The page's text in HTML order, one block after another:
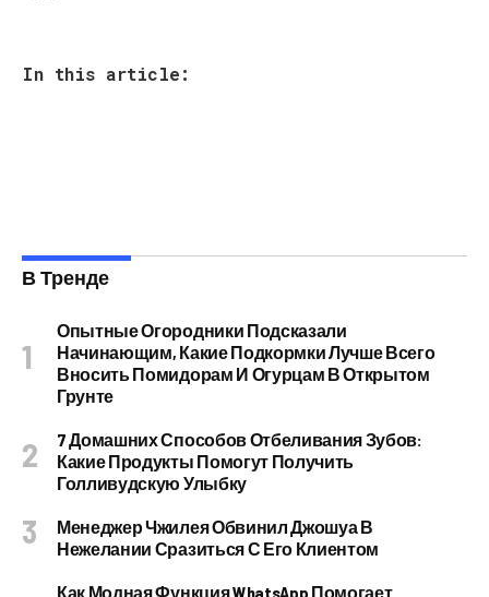
In this article:
В Тренде
Опытные Огородники Подсказали
Начинающим, Какие Подкормки Лучше Всего
Вносить Помидорам И Огурцам В Открытом
Грунте
7 Домашних Способов Отбеливания Зубов:
Какие Продукты Помогут Получить
Голливудскую Улыбку
Менеджер Чжилея Обвинил Джошуа В
Нежелании Сразиться С Его Клиентом
Как Модная Функция WhatsApp Помогает